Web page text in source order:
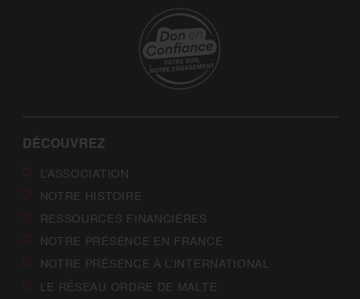
DÉCOUVREZ
L’ASSOCIATION
NOTRE HISTOIRE
RESSOURCES FINANCIÈRES
NOTRE PRÉSENCE EN FRANCE
NOTRE PRÉSENCE À L’INTERNATIONAL
LE RÉSEAU ORDRE DE MALTE